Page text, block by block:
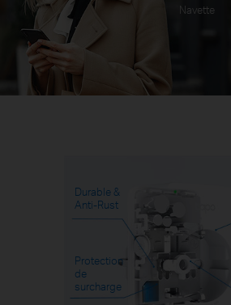
Navette
Durable &
Anti-Rust
Protection
de
surcharge